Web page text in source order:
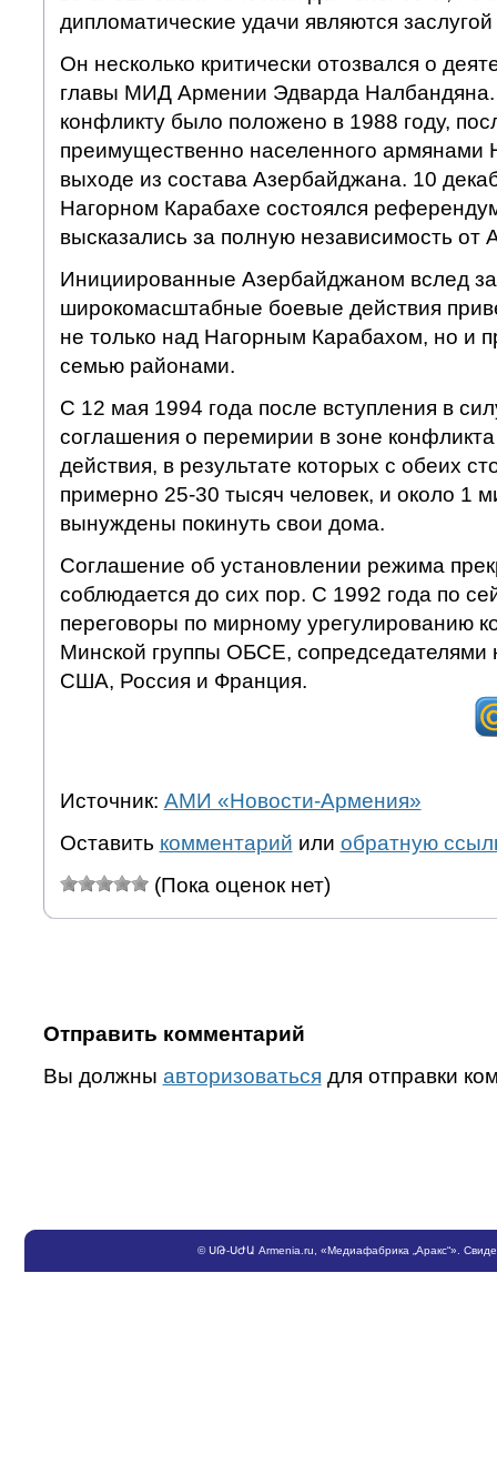
дипломатические удачи являются
Он несколько критически отозвался о
главы МИД Армении Эдварда Налбандяна.
конфликту было положено в 1988 году,
преимущественно населенного армянами
выходе из состава Азербайджана. 10
Нагорном Карабахе состоялся
высказались за полную независимость от
Инициированные Азербайджаном вслед
широкомасштабные боевые действия
не только над Нагорным Карабахом, но и
семью районами.
С 12 мая 1994 года после вступления в
соглашения о перемирии в зоне
действия, в результате которых с обеих
примерно 25-30 тысяч человек, и около 1
вынуждены покинуть свои дома.
Соглашение об установлении режима
соблюдается до сих пор. С 1992 года по
переговоры по мирному урегулированию
Минской группы ОБСЕ, сопредседателями
США, Россия и Франция.
Источник: АМИ «Новости-Армения»
Оставить комментарий или обратную
(Пока оценок нет)
Отправить комментарий
Вы должны авторизоваться для отправки
©ՍԹ-ՍԺԱ Armenia.ru , «Медиафабрика „Аракс“».